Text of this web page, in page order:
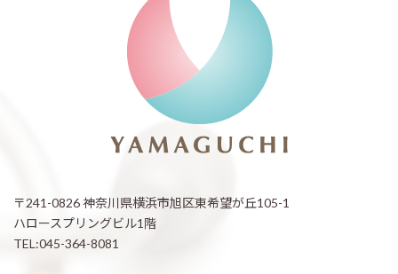
〒241-0826 神奈川県横浜市旭区東希望が丘105-1
ハロースプリングビル1階
TEL:045-364-8081